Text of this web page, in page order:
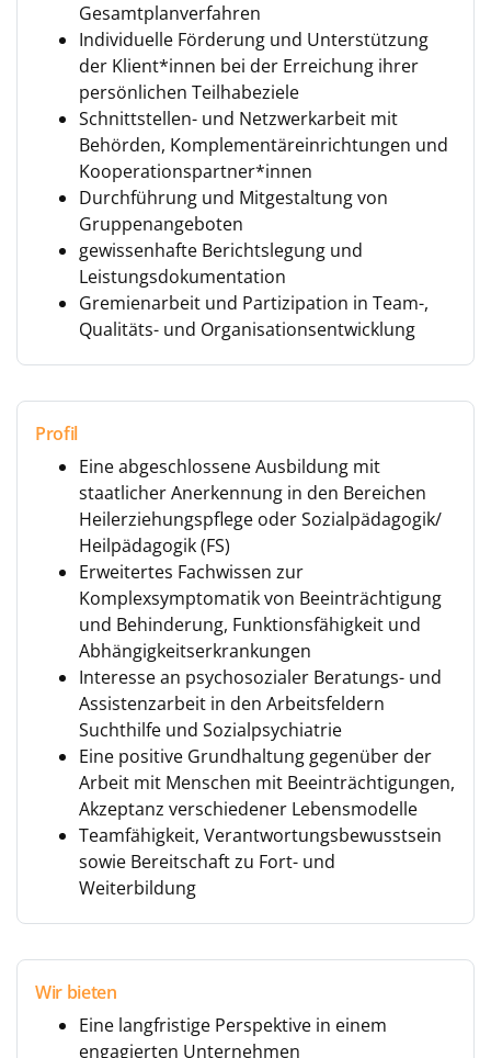
Gesamtplanverfahren
Individuelle Förderung und Unterstützung
der Klient*innen bei der Erreichung ihrer
persönlichen Teilhabeziele
Schnittstellen- und Netzwerkarbeit mit
Behörden, Komplementäreinrichtungen und
Kooperationspartner*innen
Durchführung und Mitgestaltung von
Gruppenangeboten
gewissenhafte Berichtslegung und
Leistungsdokumentation
Gremienarbeit und Partizipation in Team-,
Qualitäts- und Organisationsentwicklung
Profil
Eine abgeschlossene Ausbildung mit
staatlicher Anerkennung in den Bereichen
Heilerziehungspflege oder Sozialpädagogik/
Heilpädagogik (FS)
Erweitertes Fachwissen zur
Komplexsymptomatik von Beeinträchtigung
und Behinderung, Funktionsfähigkeit und
Abhängigkeitserkrankungen
Interesse an psychosozialer Beratungs- und
Assistenzarbeit in den Arbeitsfeldern
Suchthilfe und Sozialpsychiatrie
Eine positive Grundhaltung gegenüber der
Arbeit mit Menschen mit Beeinträchtigungen,
Akzeptanz verschiedener Lebensmodelle
Teamfähigkeit, Verantwortungsbewusstsein
sowie Bereitschaft zu Fort- und
Weiterbildung
Wir bieten
Eine langfristige Perspektive in einem
engagierten Unternehmen